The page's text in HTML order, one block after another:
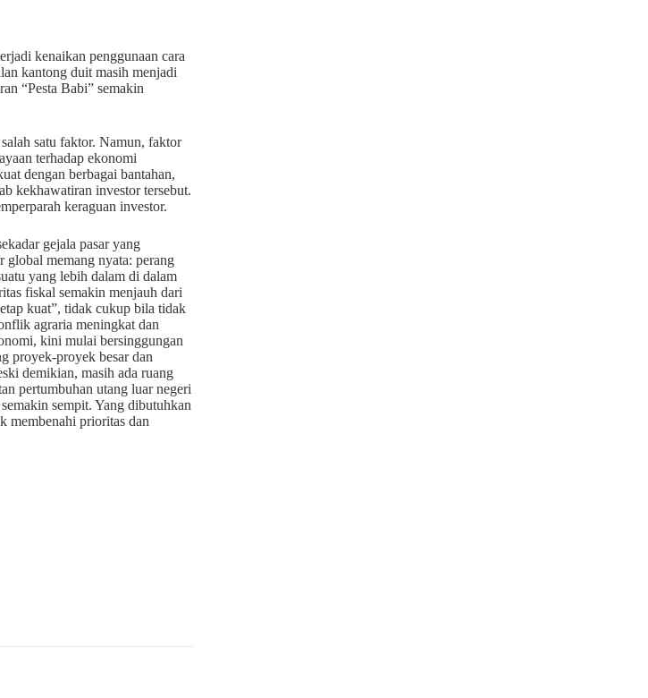
kenaikan penggunaan cara
kantong duit masih menjadi
“Pesta Babi” semakin
satu faktor. Namun, faktor
terhadap ekonomi
dengan berbagai bantahan,
kekhawatiran investor tersebut.
keraguan investor.
gejala pasar yang
global memang nyata: perang
yang lebih dalam di dalam
fiskal semakin menjauh dari
kuat”, tidak cukup bila tidak
agraria meningkat dan
kini mulai bersinggungan
proyek-proyek besar dan
demikian, masih ada ruang
pertumbuhan utang luar negeri
sempit. Yang dibutuhkan
membenahi prioritas dan